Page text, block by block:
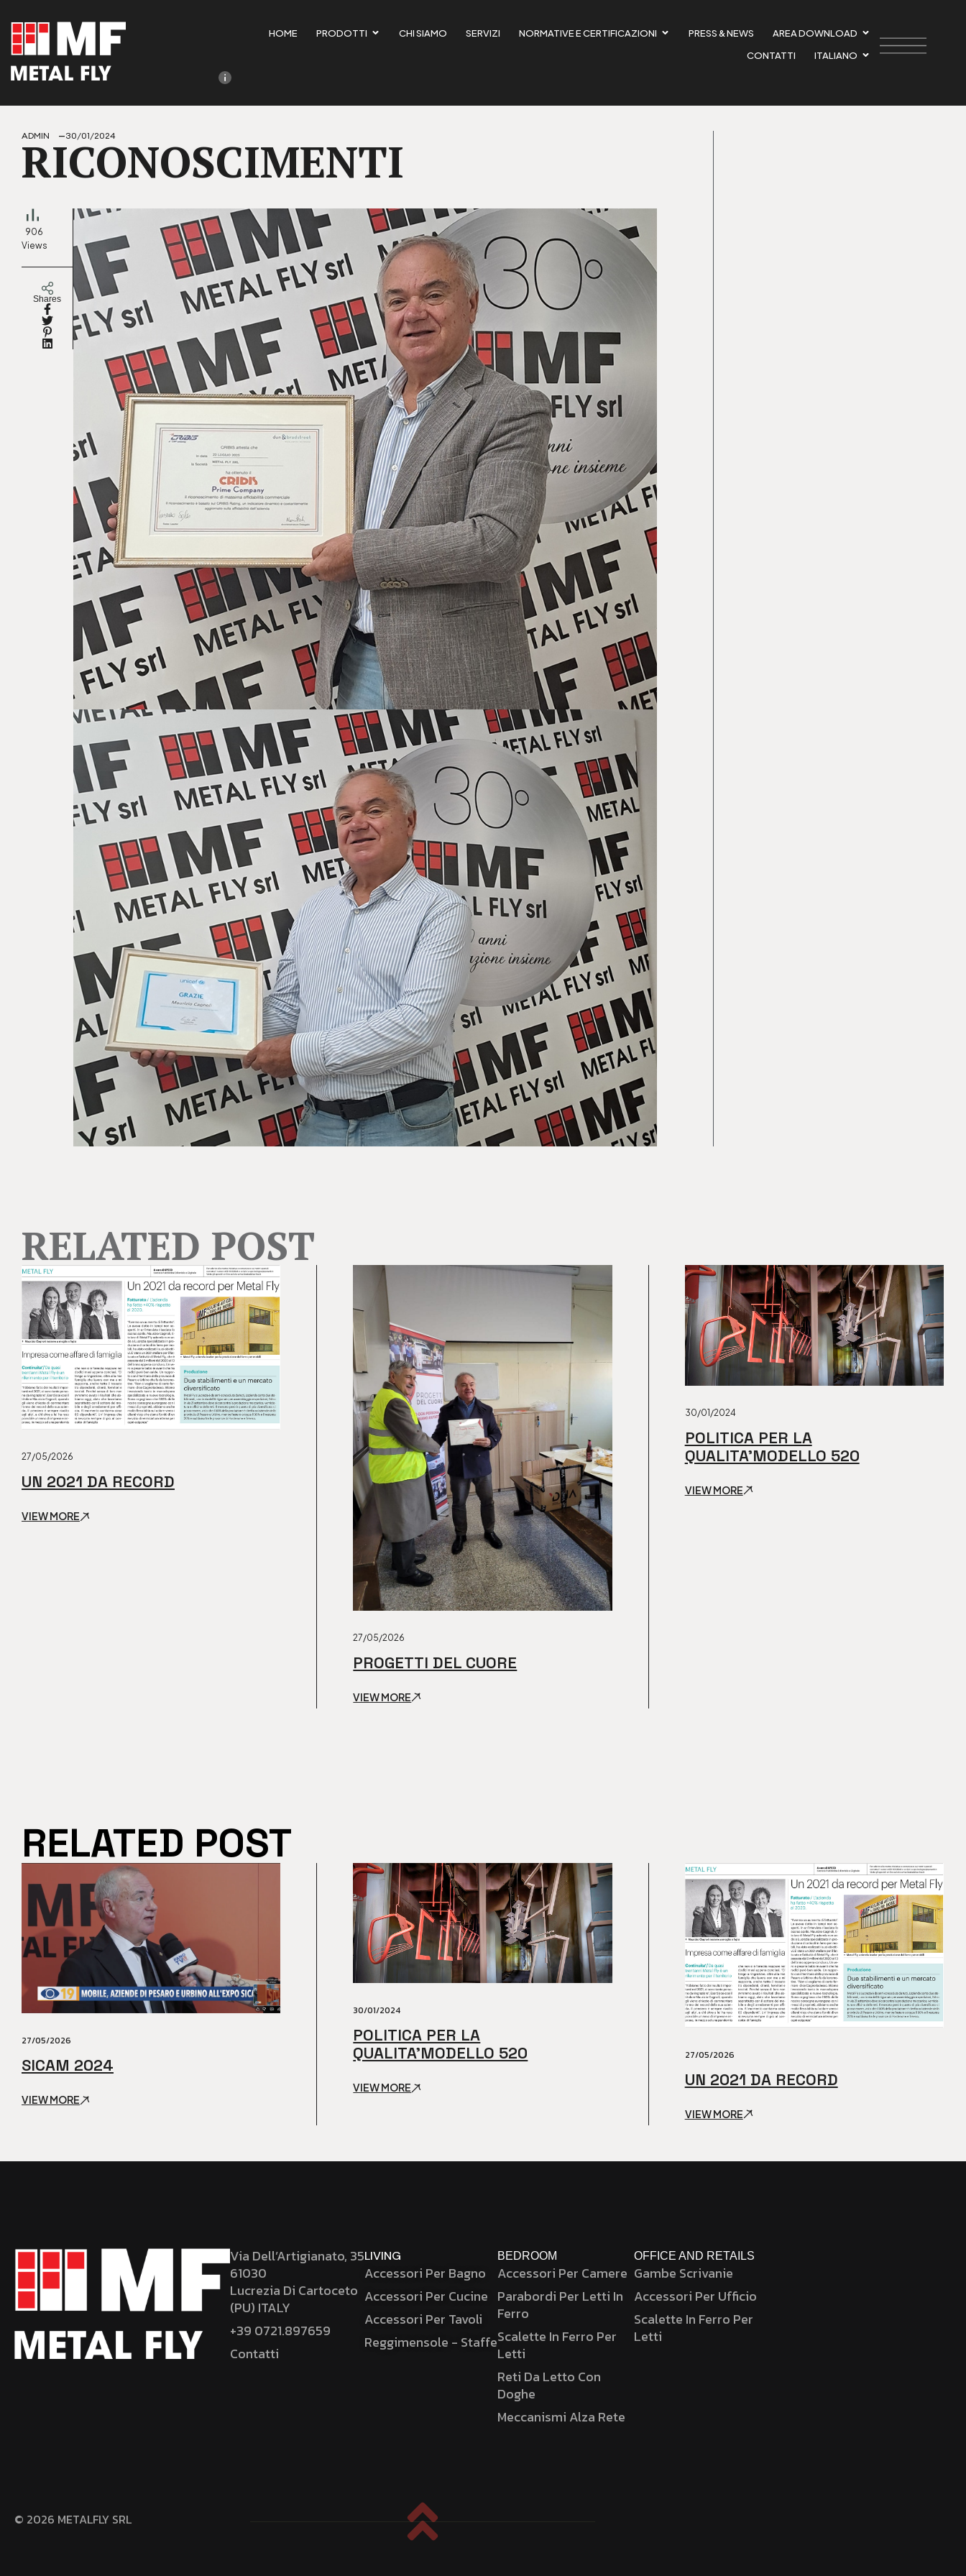
HOME PRODOTTI CHI SIAMO SERVIZI NORMATIVE E CERTIFICAZIONI PRESS & NEWS
AREA DOWNLOAD
CONTATTI
ITALIANO
ADMIN 30/01/2024
RICONOSCIMENTI
906
Views
Shares
RELATED POST
27/05/2026
UN 2021 DA RECORD
VIEW MORE
27/05/2026
PROGETTI DEL CUORE
VIEW MORE
30/01/2024
POLITICA PER LA
QUALITA’MODELLO 520
VIEW MORE
RELATED POST
27/05/2026
SICAM 2024
VIEW MORE
30/01/2024
POLITICA PER LA
QUALITA’MODELLO 520
VIEW MORE
27/05/2026
UN 2021 DA RECORD
VIEW MORE
Via Dell’Artigianato, 35
61030
Lucrezia Di Cartoceto
(PU) ITALY
+39 0721.897659
Contatti
LIVING
Accessori Per Bagno
Accessori Per Cucine
Accessori Per Tavoli
Reggimensole - Staffe
BEDROOM
Accessori Per Camere
Parabordi Per Letti In
Ferro
Scalette In Ferro Per
Letti
Reti Da Letto Con
Doghe
Meccanismi Alza Rete
OFFICE AND RETAILS
Gambe Scrivanie
Accessori Per Ufficio
Scalette In Ferro Per
Letti
© 2026 METALFLY SRL